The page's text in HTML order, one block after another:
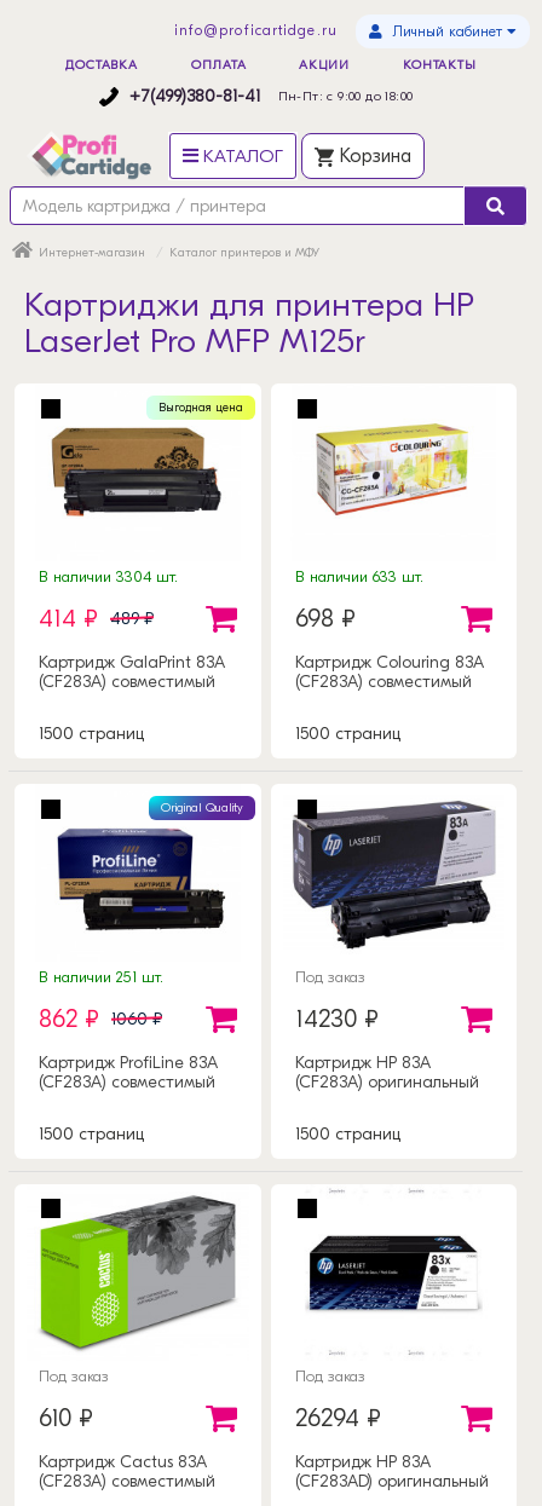
info@proficartidge.ru Личный кабинет
ДОСТАВКА ОПЛАТА АКЦИИ КОНТАКТЫ
+7(499)380-81-41 Пн-Пт: с 9:00 до 18:00
КАТАЛОГ Корзина
Интернет-магазин Каталог принтеров и МФУ
Картриджи для принтера HP
LaserJet Pro MFP M125r
Выгодная цена
В наличии 3304 шт.
414 ₽ 489 ₽
Картридж GalaPrint 83A
(CF283A) совместимый
1500 страниц
В наличии 633 шт.
698 ₽
Картридж Colouring 83A
(CF283A) совместимый
1500 страниц
Original Quality
В наличии 251 шт.
862 ₽ 1060 ₽
Картридж ProfiLine 83A
(CF283A) совместимый
1500 страниц
Под заказ
14230 ₽
Картридж HP 83A
(CF283A) оригинальный
1500 страниц
Под заказ
610 ₽
Картридж Cactus 83A
(CF283A) совместимый
Под заказ
26294 ₽
Картридж HP 83A
(CF283AD) оригинальный